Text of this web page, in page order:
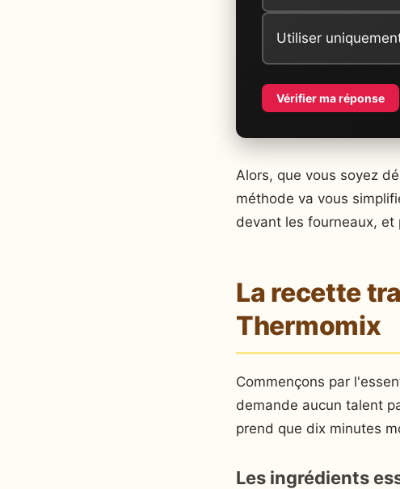
Utiliser
Vérifier ma réponse
Alors, que vous soyez
méthode va vous
devant les fourneaux,
La recette
Thermomix
Commençons par
demande aucun talent
prend que dix minutes
Les ingrédients